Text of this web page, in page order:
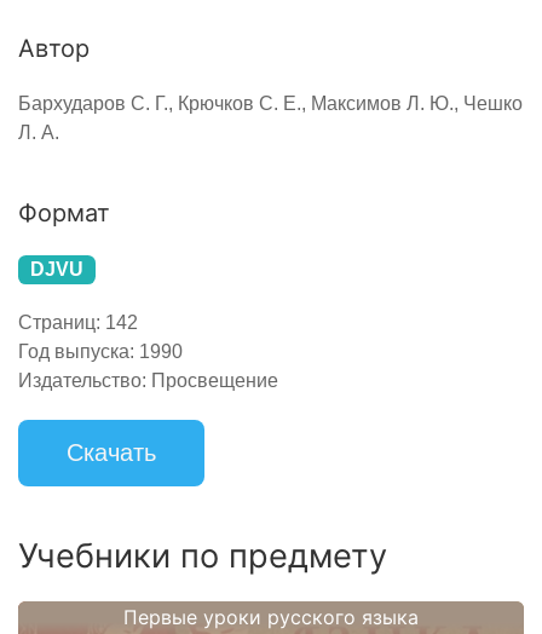
Автор
Бархударов С. Г., Крючков С. Е., Максимов Л. Ю., Чешко
Л. А.
Формат
DJVU
Страниц: 142
Год выпуска: 1990
Издательство: Просвещение
Скачать
Учебники по предмету
Первые уроки русского языка